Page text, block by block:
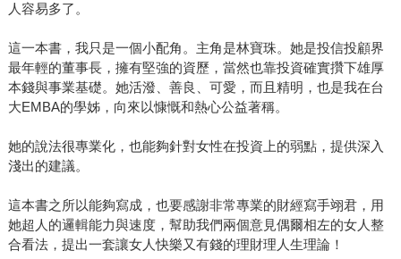
人容易多了。
這一本書，我只是一個小配角。主角是林寶珠。她是投信投顧界
最年輕的董事長，擁有堅強的資歷，當然也靠投資確實攢下雄厚
本錢與事業基礎。她活潑、善良、可愛，而且精明，也是我在台
大EMBA的學姊，向來以慷慨和熱心公益著稱。
她的說法很專業化，也能夠針對女性在投資上的弱點，提供深入
淺出的建議。
這本書之所以能夠寫成，也要感謝非常專業的財經寫手翊君，用
她超人的邏輯能力與速度，幫助我們兩個意見偶爾相左的女人整
合看法，提出一套讓女人快樂又有錢的理財理人生理論！